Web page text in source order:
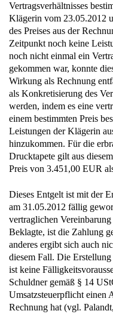
Vertragsverhältnisses
Klägerin vom 23.05.2012
des Preises aus der
Zeitpunkt noch keine
noch nicht einmal ein
gekommen war, konnte
Wirkung als Rechnung
als Konkretisierung des
werden, indem es eine
einem bestimmten Preis
Leistungen der Klägerin
hinzukommen. Für die
Drucktapete gilt aus
Preis von 3.451,00 EUR
Dieses Entgelt ist mit der
am 31.05.2012 fällig
vertraglichen
Beklagte, ist die Zahlung
anderes ergibt sich auch
diesem Fall. Die
ist keine
Schuldner gemäß § 14
Umsatzsteuerpflicht einen
Rechnung hat (vgl.